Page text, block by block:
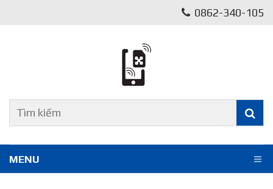
0862-340-105
MENU